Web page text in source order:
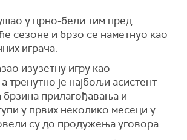
у црно-бели тим пред
сезоне и брзо се наметнуо као
играча.
изузетну игру као
тренутно је најбољи асистент
прилагођавања и
у првих неколико месеци у
су до продужења уговора.